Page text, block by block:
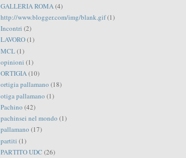
GALLERIA ROMA(4)
http://www.blogger.com/img/blank.gif(1)
Incontri (2)
LAVORO(1)
MCL(1)
opinioni (1)
ORTIGIA(10)
ortigia pallamano (18)
otiga pallamano (1)
Pachino (42)
pachinsei nel mondo (1)
pallamano (17)
partiti (1)
PARTITO UDC (26)